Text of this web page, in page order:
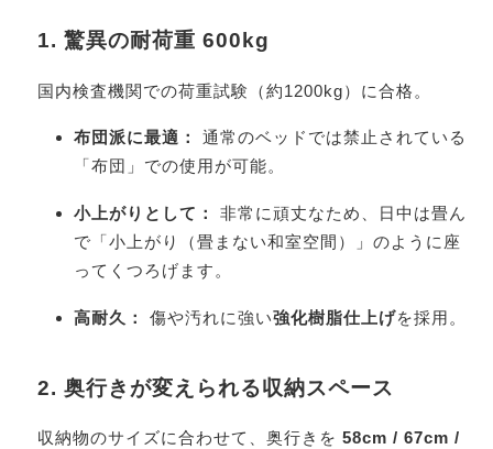
1. 驚異の耐荷重 600kg
国内検査機関での荷重試験（約1200kg）に合格。
布団派に最適：
通常のベッドでは禁止されている
「布団」での使用が可能。
小上がりとして：
非常に頑丈なため、日中は畳ん
で「小上がり（畳まない和室空間）」のように座
ってくつろげます。
高耐久： 傷や汚れに強い強化樹脂仕上げを採用。
2. 奥行きが変えられる収納スペース
収納物のサイズに合わせて、奥行きを 58cm / 67cm /